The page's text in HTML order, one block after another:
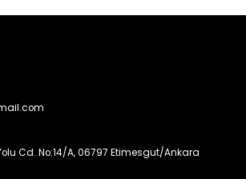
Cd. No:14/A, 06797 Etimesgut/Ankara